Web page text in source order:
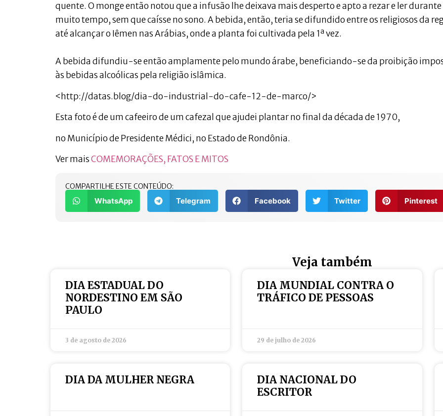
quente. O monge então notou que a infusão lhe deixava mais desperto e apto a rezar e ler durante
muito tempo, sem que caísse no sono. A bebida, então, teria se difundido entre os religiosos da
até alcançar o Iêmen nas Arábias, onde a planta foi cultivada pela 1ª vez.
A bebida difundiu-se então amplamente pelo mundo árabe, beneficiando-se da proibição
às bebidas alcoólicas pela religião islâmica.
<http://datas.blog/dia-do-industrial-do-cafe-12-de-marco/>
Esta foto é de um cafeeiro de um cafezal que ajudei plantar no final da década de 1970,
no Município de Presidente Médici, no Estado de Rondônia.
Ver maisCOMEMORAÇÕES, FATOS E MITOS
COMPARTILHE ESTE CONTEÚDO:
WhatsApp Telegram Facebook Twitter Pinterest
Veja também
DIA ESTADUAL DO
NORDESTINO EM SÃO
PAULO
3 de agosto de 2026
DIA MUNDIAL CONTRA O
TRÁFICO DE PESSOAS
29 de julho de 2026
DIA DA MULHER NEGRA
DIA NACIONAL DO
ESCRITOR